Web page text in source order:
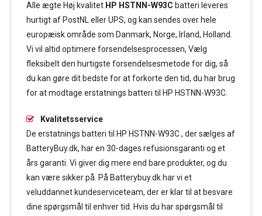
Alle ægte Høj kvalitet HP HSTNN-W93C batteri leveres
hurtigt af PostNL eller UPS, og kan sendes over hele
europæisk område som Danmark, Norge, Irland, Holland.
Vi vil altid optimere forsendelsesprocessen, Vælg
fleksibelt den hurtigste forsendelsesmetode for dig, så
du kan gøre dit bedste for at forkorte den tid, du har brug
for at modtage erstatnings batteri til HP HSTNN-W93C.
Kvalitetsservice
De erstatnings batteri til HP HSTNN-W93C , der sælges af
BatteryBuy.dk, har en 30-dages refusionsgaranti og et
års garanti. Vi giver dig mere end bare produkter, og du
kan være sikker på. På Batterybuy.dk har vi et
veluddannet kundeserviceteam, der er klar til at besvare
dine spørgsmål til enhver tid. Hvis du har spørgsmål til